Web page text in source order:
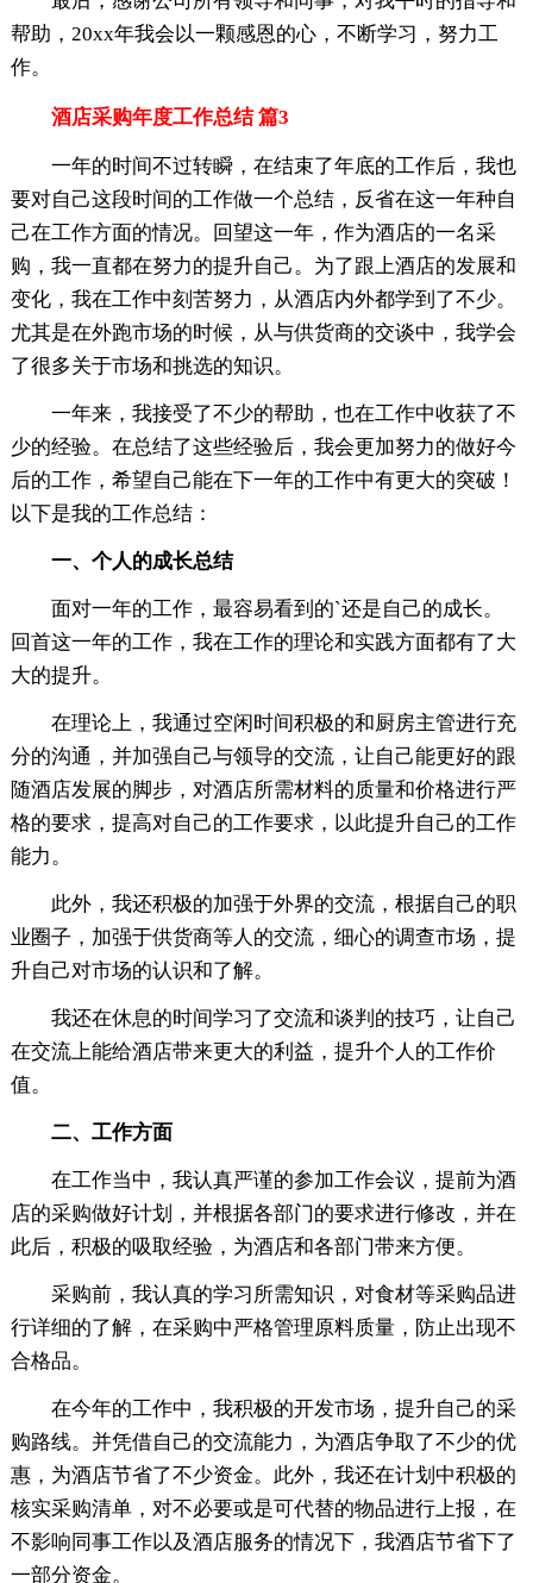
帮助，20xx年我会以一颗感恩的心，不断学习，努力工
作。
酒店采购年度工作总结 篇3
一年的时间不过转瞬，在结束了年底的工作后，我也
要对自己这段时间的工作做一个总结，反省在这一年种自
己在工作方面的情况。回望这一年，作为酒店的一名采
购，我一直都在努力的提升自己。为了跟上酒店的发展和
变化，我在工作中刻苦努力，从酒店内外都学到了不少。
尤其是在外跑市场的时候，从与供货商的交谈中，我学会
了很多关于市场和挑选的知识。
一年来，我接受了不少的帮助，也在工作中收获了不
少的经验。在总结了这些经验后，我会更加努力的做好今
后的工作，希望自己能在下一年的工作中有更大的突破！
以下是我的工作总结：
一、个人的成长总结
面对一年的工作，最容易看到的`还是自己的成长。
回首这一年的工作，我在工作的理论和实践方面都有了大
大的提升。
在理论上，我通过空闲时间积极的和厨房主管进行充
分的沟通，并加强自己与领导的交流，让自己能更好的跟
随酒店发展的脚步，对酒店所需材料的质量和价格进行严
格的要求，提高对自己的工作要求，以此提升自己的工作
能力。
此外，我还积极的加强于外界的交流，根据自己的职
业圈子，加强于供货商等人的交流，细心的调查市场，提
升自己对市场的认识和了解。
我还在休息的时间学习了交流和谈判的技巧，让自己
在交流上能给酒店带来更大的利益，提升个人的工作价
值。
二、工作方面
在工作当中，我认真严谨的参加工作会议，提前为酒
店的采购做好计划，并根据各部门的要求进行修改，并在
此后，积极的吸取经验，为酒店和各部门带来方便。
采购前，我认真的学习所需知识，对食材等采购品进
行详细的了解，在采购中严格管理原料质量，防止出现不
合格品。
在今年的工作中，我积极的开发市场，提升自己的采
购路线。并凭借自己的交流能力，为酒店争取了不少的优
惠，为酒店节省了不少资金。此外，我还在计划中积极的
核实采购清单，对不必要或是可代替的物品进行上报，在
不影响同事工作以及酒店服务的情况下，我酒店节省下了
一部分资金。